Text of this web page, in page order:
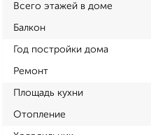
Всего этажей в доме
Балкон
Год постройки дома
Ремонт
Площадь кухни
Отопление